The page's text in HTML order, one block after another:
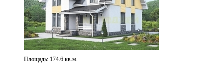
Площадь: 174.6 кв.м.